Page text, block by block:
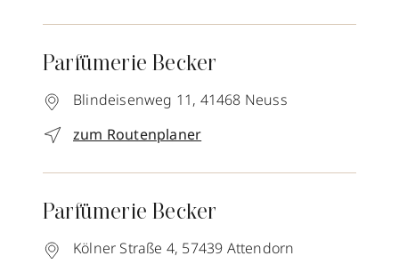
Parfümerie Becker
Blindeisenweg 11, 41468 Neuss
zum Routenplaner
Parfümerie Becker
Kölner Straße 4, 57439 Attendorn